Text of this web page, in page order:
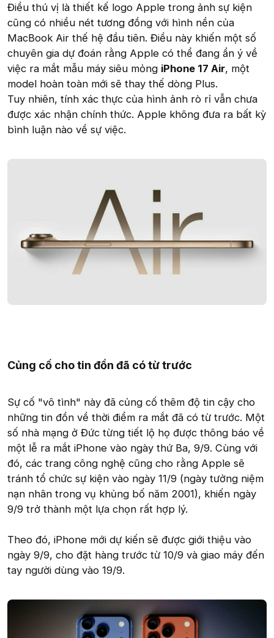
Điều thú vị là thiết kế logo Apple trong ảnh sự kiện
cũng có nhiều nét tương đồng với hình nền của
MacBook Air thế hệ đầu tiên. Điều này khiến một số
chuyên gia dự đoán rằng Apple có thể đang ẩn ý về
việc ra mắt mẫu máy siêu mỏng iPhone 17 Air, một
model hoàn toàn mới sẽ thay thế dòng Plus.
Tuy nhiên, tính xác thực của hình ảnh rò rỉ vẫn chưa
được xác nhận chính thức. Apple không đưa ra bất kỳ
bình luận nào về sự việc.
Củng cố cho tin đồn đã có từ trước
Sự cố "vô tình" này đã củng cố thêm độ tin cậy cho
những tin đồn về thời điểm ra mắt đã có từ trước. Một
số nhà mạng ở Đức từng tiết lộ họ được thông báo về
một lễ ra mắt iPhone vào ngày thứ Ba, 9/9. Cùng với
đó, các trang công nghệ cũng cho rằng Apple sẽ
tránh tổ chức sự kiện vào ngày 11/9 (ngày tưởng niệm
nạn nhân trong vụ khủng bố năm 2001), khiến ngày
9/9 trở thành một lựa chọn rất hợp lý.
Theo đó, iPhone mới dự kiến sẽ được giới thiệu vào
ngày 9/9, cho đặt hàng trước từ 10/9 và giao máy đến
tay người dùng vào 19/9.